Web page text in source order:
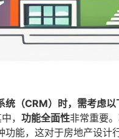
统（CRM）时，需考虑
， 功能全面性非常重要
能，这对于房地产设